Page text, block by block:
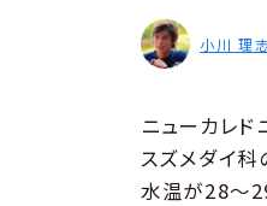
小川 理
ニューカレ
スズメダイ科
水温が28〜